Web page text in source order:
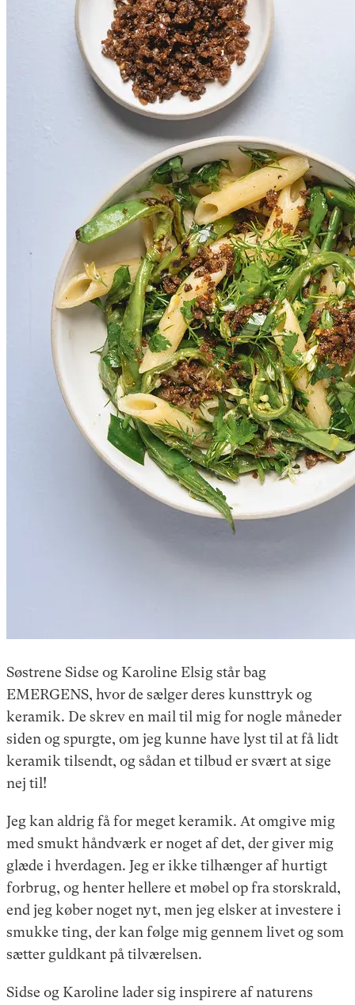
Søstrene Sidse og Karoline Elsig står bag
EMERGENS, hvor de sælger deres kunsttryk og
keramik. De skrev en mail til mig for nogle måneder
siden og spurgte, om jeg kunne have lyst til at få lidt
keramik tilsendt, og sådan et tilbud er svært at sige
nej til!
Jeg kan aldrig få for meget keramik. At omgive mig
med smukt håndværk er noget af det, der giver mig
glæde i hverdagen. Jeg er ikke tilhænger af hurtigt
forbrug, og henter hellere et møbel op fra storskrald,
end jeg køber noget nyt, men jeg elsker at investere i
smukke ting, der kan følge mig gennem livet og som
sætter guldkant på tilværelsen.
Sidse og Karoline lader sig inspirere af naturens